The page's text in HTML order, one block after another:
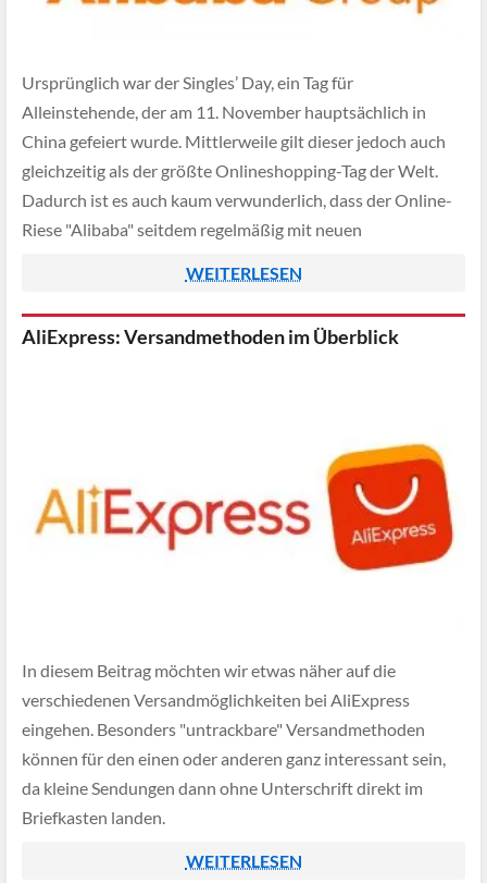
Ursprünglich war der Singles’ Day, ein Tag für
Alleinstehende, der am 11. November hauptsächlich in
China gefeiert wurde. Mittlerweile gilt dieser jedoch auch
gleichzeitig als der größte Onlineshopping-Tag der Welt.
Dadurch ist es auch kaum verwunderlich, dass der Online-
Riese "Alibaba" seitdem regelmäßig mit neuen
WEITERLESEN
AliExpress: Versandmethoden im Überblick
In diesem Beitrag möchten wir etwas näher auf die
verschiedenen Versandmöglichkeiten bei AliExpress
eingehen. Besonders "untrackbare" Versandmethoden
können für den einen oder anderen ganz interessant sein,
da kleine Sendungen dann ohne Unterschrift direkt im
Briefkasten landen.
WEITERLESEN